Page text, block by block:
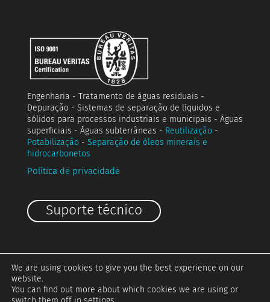
Engenharia - Tratamento de águas residuais -
Depuração - Sistemas de separação de líquidos e
sólidos para processos industriais e municipais - Águas
superficiais - Águas subterrâneas - Reutilização -
Potabilização - Separação de óleos minerais e
hidrocarbonetos
Política de privacidade
Suporte técnico
We are using cookies to give you the best experience on our
website.
You can find out more about which cookies we are using or